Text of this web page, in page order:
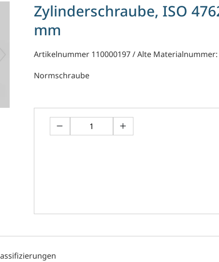
Zylinderschraube, ISO
mm
Artikelnummer 110000197 / Alte Materialnummer:
Normschraube